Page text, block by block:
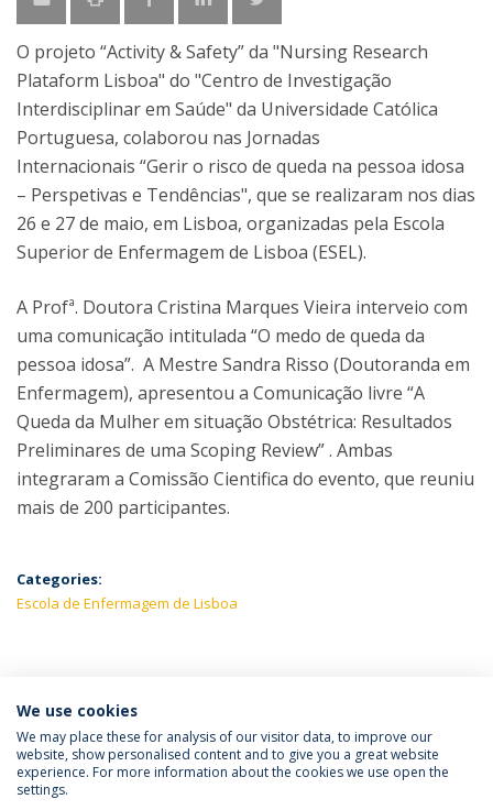
O projeto “Activity & Safety” da "Nursing Research
Plataform Lisboa" do "Centro de Investigação
Interdisciplinar em Saúde" da Universidade Católica
Portuguesa, colaborou nas Jornadas
Internacionais “Gerir o risco de queda na pessoa idosa
– Perspetivas e Tendências", que se realizaram nos dias
26 e 27 de maio, em Lisboa, organizadas pela Escola
Superior de Enfermagem de Lisboa (ESEL).
A Profª. Doutora Cristina Marques Vieira interveio com
uma comunicação intitulada “O medo de queda da
pessoa idosa”. A Mestre Sandra Risso (Doutoranda em
Enfermagem), apresentou a Comunicação livre “A
Queda da Mulher em situação Obstétrica: Resultados
Preliminares de uma Scoping Review” . Ambas
integraram a Comissão Cientifica do evento, que reuniu
mais de 200 participantes.
Categories:
Escola de Enfermagem de Lisboa
LATEST NEWS
Política de Privacidade
Termos e Condições
We use cookies
We may place these for analysis of our visitor data, to improve our
website, show personalised content and to give you a great website
experience. For more information about the cookies we use open the
settings.